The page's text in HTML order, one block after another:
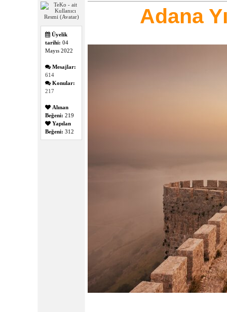
Üyelik
tarihi: 04
Mayıs 2022
Mesajlar:
614
Konular:
217
Alınan
Beğeni: 219
Yapılan
Beğeni: 312
Adana